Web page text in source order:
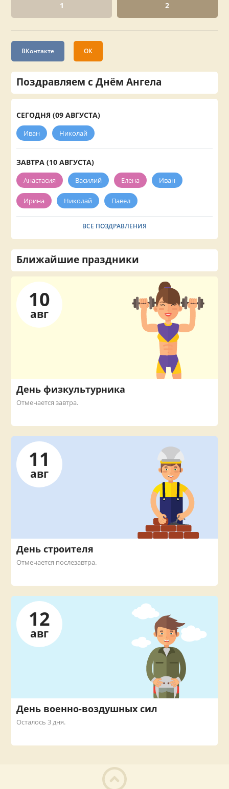
1 2
ВКонтакте ОК
Поздравляем с Днём Ангела
СЕГОДНЯ (09 АВГУСТА)
Иван Николай
ЗАВТРА (10 АВГУСТА)
Анастасия Василий Елена Иван
Ирина Николай Павел
ВСЕ ПОЗДРАВЛЕНИЯ
Ближайшие праздники
10
авг
День физкультурника
Отмечается завтра.
11
авг
День строителя
Отмечается послезавтра.
12
авг
День военно-воздушных сил
Осталось 3 дня.